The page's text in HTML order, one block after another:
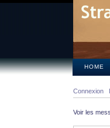
HOME
Connexion
Voir les